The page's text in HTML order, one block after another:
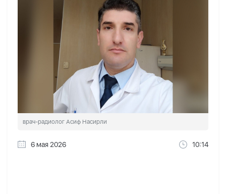
врач-радиолог Асиф Насирли
6 мая 2026 10:14